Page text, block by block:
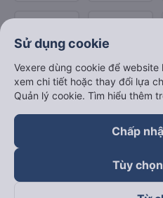
Sử dụng cookie
Vexere dùng cookie để
xem chi tiết hoặc thay đổi lựa
Quản lý cookie. Tìm hiểu thêm
Chấp
Tùy